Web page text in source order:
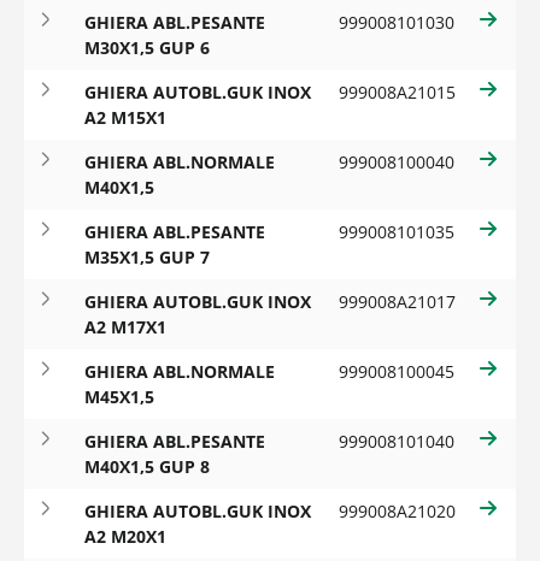
GHIERA ABL.PESANTE
M30X1,5 GUP 6
999008101030
GHIERA AUTOBL.GUK INOX
A2 M15X1
999008A21015
GHIERA ABL.NORMALE
M40X1,5
999008100040
GHIERA ABL.PESANTE
M35X1,5 GUP 7
999008101035
GHIERA AUTOBL.GUK INOX
A2 M17X1
999008A21017
GHIERA ABL.NORMALE
M45X1,5
999008100045
GHIERA ABL.PESANTE
M40X1,5 GUP 8
999008101040
GHIERA AUTOBL.GUK INOX
A2 M20X1
999008A21020